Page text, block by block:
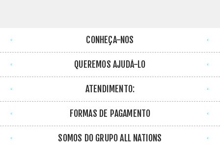
CONHEÇA-NOS
QUEREMOS AJUDÁ-LO
ATENDIMENTO:
FORMAS DE PAGAMENTO
SOMOS DO GRUPO ALL NATIONS